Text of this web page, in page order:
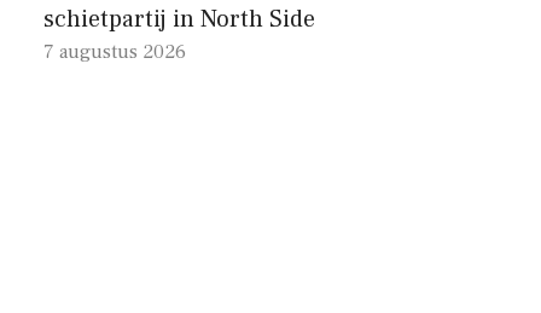
schietpartij in North Side
7 augustus 2026